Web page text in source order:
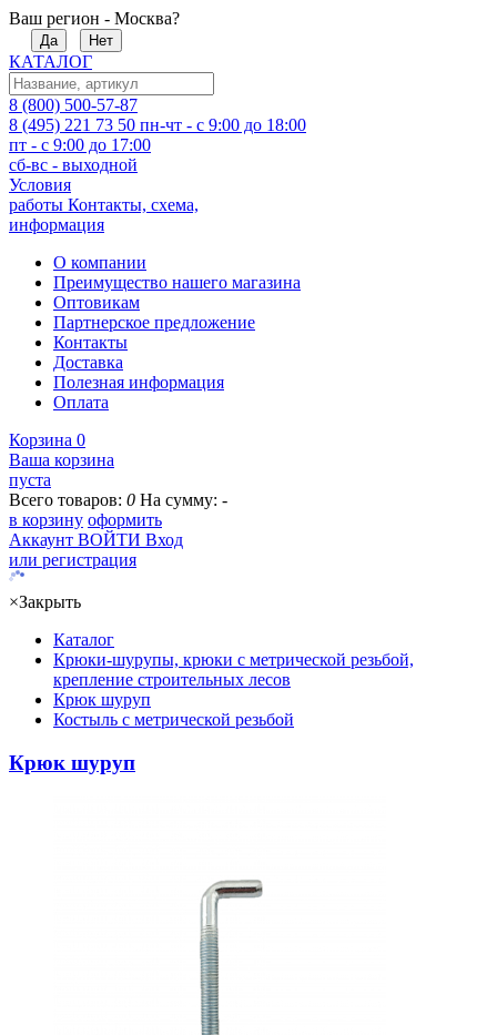
Ваш регион - Москва?
Да Нет
КАТАЛОГ
8 (800) 500-57-87
8 (495) 221 73 50 пн-чт - с 9:00 до 18:00
пт - с 9:00 до 17:00
сб-вс - выходной
Условия
работы Контакты, схема,
информация
О компании
Преимущество нашего магазина
Оптовикам
Партнерское предложение
Контакты
Доставка
Полезная информация
Оплата
Корзина 0
Ваша корзина
пуста
Всего товаров: 0 На сумму: -
в корзину оформить
Аккаунт ВОЙТИ Вход
или регистрация
×Закрыть
Каталог
Крюки-шурупы, крюки с метрической резьбой,
крепление строительных лесов
Крюк шуруп
Костыль с метрической резьбой
Крюк шуруп